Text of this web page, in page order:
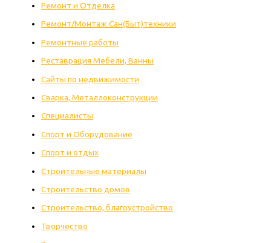
Ремонт и Отделка
Ремонт/Монтаж Сан(Быт)техники
Ремонтные работы
Реставрация Мебели, Ванны
Сайты по недвижимости
Сварка, Металлоконструкции
Специалисты
Спорт и Оборудование
Спорт и отдых
Строительные материалы
Строительство домов
Строительство, благоустройство
Творчество